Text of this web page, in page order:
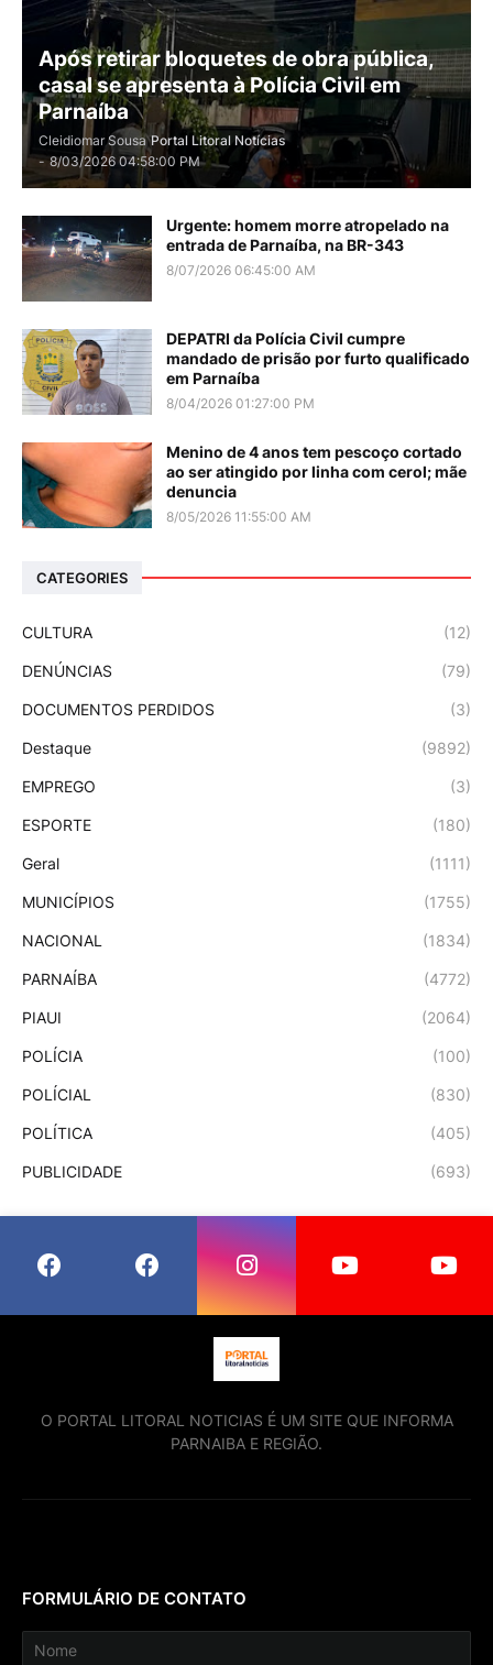
Após retirar bloquetes de obra pública,
casal se apresenta à Polícia Civil em
Parnaíba
Cleidiomar Sousa Portal Litoral Notícias
- 8/03/2026 04:58:00 PM
Urgente: homem morre atropelado na
entrada de Parnaíba, na BR-343
8/07/2026 06:45:00 AM
DEPATRI da Polícia Civil cumpre
mandado de prisão por furto qualificado
em Parnaíba
8/04/2026 01:27:00 PM
Menino de 4 anos tem pescoço cortado
ao ser atingido por linha com cerol; mãe
denuncia
8/05/2026 11:55:00 AM
CATEGORIES
CULTURA (12)
DENÚNCIAS (79)
DOCUMENTOS PERDIDOS (3)
Destaque (9892)
EMPREGO (3)
ESPORTE (180)
Geral (1111)
MUNICÍPIOS (1755)
NACIONAL (1834)
PARNAÍBA (4772)
PIAUI (2064)
POLÍCIA (100)
POLÍCIAL (830)
POLÍTICA (405)
PUBLICIDADE (693)
O PORTAL LITORAL NOTICIAS É UM SITE QUE INFORMA
PARNAIBA E REGIÃO.
FORMULÁRIO DE CONTATO